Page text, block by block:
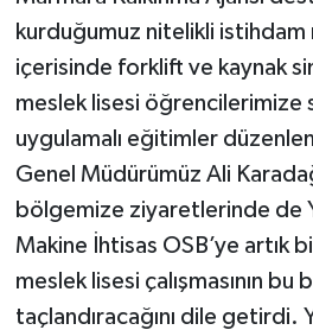
kurduğumuz nitelikli istihdam
içerisinde forklift ve kaynak
meslek lisesi öğrencilerimize
uygulamalı eğitimler
Genel Müdürümüz Ali
bölgemize ziyaretlerinde de
Makine İhtisas OSB’ye artık
meslek lisesi çalışmasının bu
taçlandıracağını dile getirdi.